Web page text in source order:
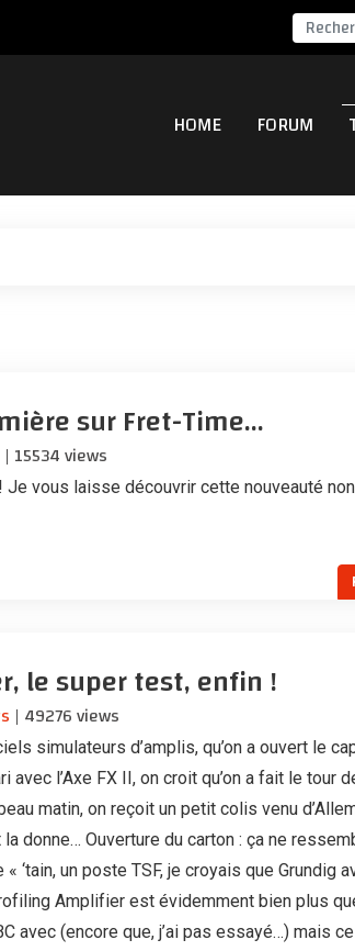
HOME FORUM
sur Fret-Time...
| 15534 views
Je vous laisse découvrir cette nouveauté non
le super test, enfin !
| 49276 views
simulateurs d’amplis, qu’on a ouvert le
avec l’Axe FX II, on croit qu’on a fait le tour
matin, on reçoit un petit colis venu
donne… Ouverture du carton : ça ne
‘tain, un poste TSF, je croyais que Grundig
Amplifier est évidemment bien plus
avec (encore que, j’ai pas essayé…) mais